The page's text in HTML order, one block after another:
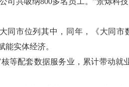
同市位列其中，同年，《大同
实体经济。
等配套数据服务业，累计带动就